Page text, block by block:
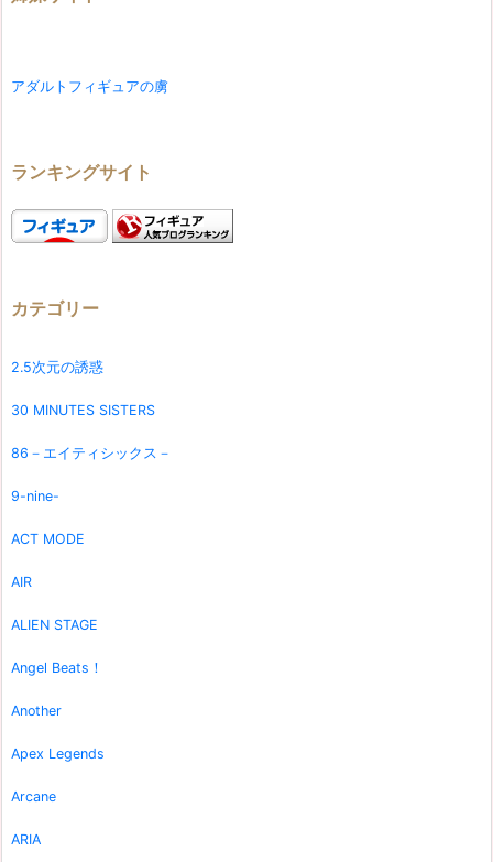
アダルトフィギュアの虜
ランキングサイト
カテゴリー
2.5次元の誘惑
30 MINUTES SISTERS
86－エイティシックス－
9-nine-
ACT MODE
AIR
ALIEN STAGE
Angel Beats！
Another
Apex Legends
Arcane
ARIA